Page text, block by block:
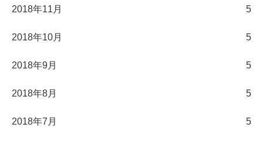
2018年11月 5
2018年10月 5
2018年9月 5
2018年8月 5
2018年7月 5